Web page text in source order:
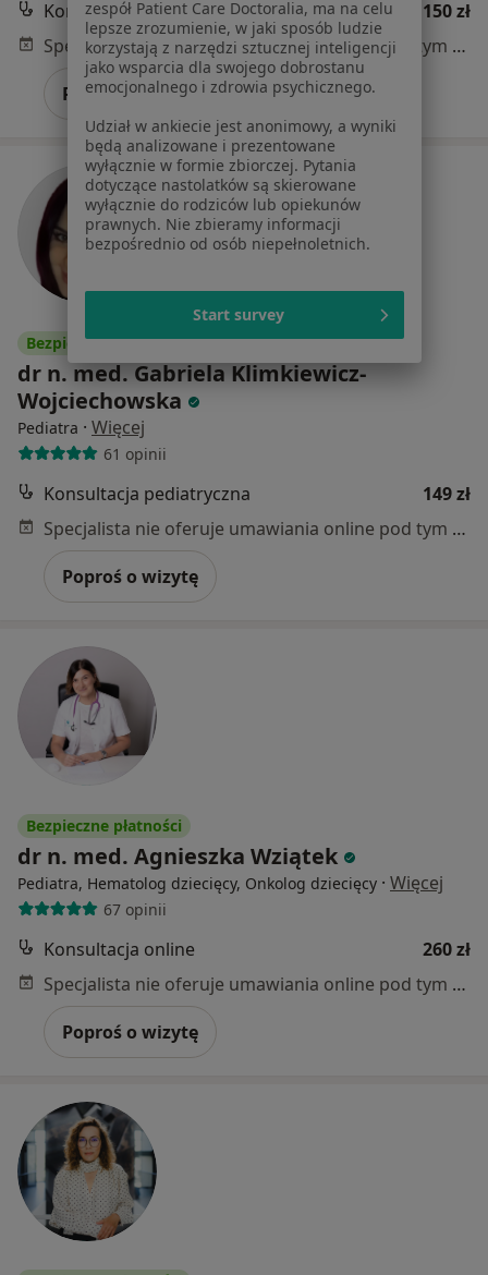
Konsultacja telefoniczna
150 zł
Specjalista nie oferuje umawiania online pod tym adresem.
Poproś o wizytę
Bezpieczne płatności
dr n. med. Gabriela Klimkiewicz-
Wojciechowska
Pediatra · Więcej
61 opinii
Konsultacja pediatryczna
149 zł
Specjalista nie oferuje umawiania online pod tym adresem.
Poproś o wizytę
Bezpieczne płatności
dr n. med. Agnieszka Wziątek
Pediatra, Hematolog dziecięcy, Onkolog dziecięcy · Więcej
67 opinii
Konsultacja online
260 zł
Specjalista nie oferuje umawiania online pod tym adresem.
Poproś o wizytę
zespół Patient Care Doctoralia, ma na celu
lepsze zrozumienie, w jaki sposób ludzie
korzystają z narzędzi sztucznej inteligencji
jako wsparcia dla swojego dobrostanu
emocjonalnego i zdrowia psychicznego.
Udział w ankiecie jest anonimowy, a wyniki
będą analizowane i prezentowane
wyłącznie w formie zbiorczej. Pytania
dotyczące nastolatków są skierowane
wyłącznie do rodziców lub opiekunów
prawnych. Nie zbieramy informacji
bezpośrednio od osób niepełnoletnich.
Start survey